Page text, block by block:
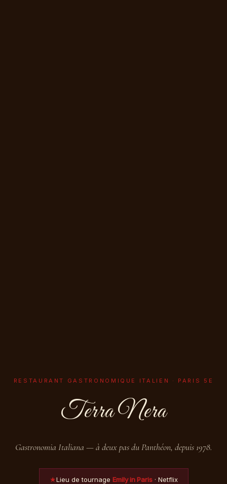
RESTAURANT GASTRONOMIQUE ITALIEN · PARIS 5E
Terra Nera
Gastronomia Italiana — à deux pas du Panthéon, depuis 1978.
★Lieu de tournage Emily in Paris· Netflix